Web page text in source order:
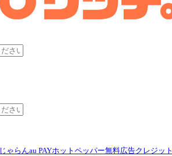
じゃらんau PAYホットペッパー無料広告クレジッ